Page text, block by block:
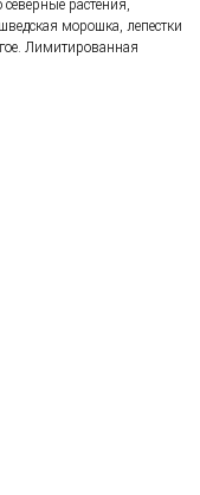
растения,
морошка, лепестки
Лимитированная